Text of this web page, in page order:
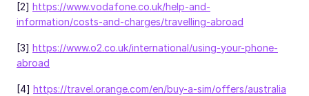
[2] https://www.vodafone.co.uk/help-and-
information/costs-and-charges/travelling-abroad
[3] https://www.o2.co.uk/international/using-your-phone-
abroad
[4] https://travel.orange.com/en/buy-a-sim/offers/australia